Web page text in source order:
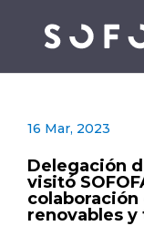
16 Mar, 2023
Delegación
visitó
renovables